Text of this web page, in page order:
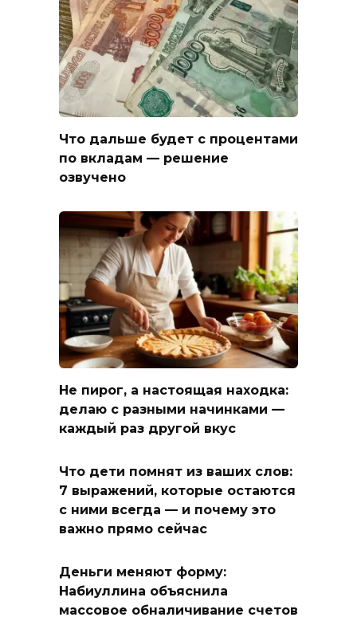
Что дальше будет с процентами
по вкладам — решение
озвучено
Не пирог, а настоящая находка:
делаю с разными начинками —
каждый раз другой вкус
Что дети помнят из ваших слов:
7 выражений, которые остаются
с ними всегда — и почему это
важно прямо сейчас
Деньги меняют форму:
Набиуллина объяснила
массовое обналичивание счетов